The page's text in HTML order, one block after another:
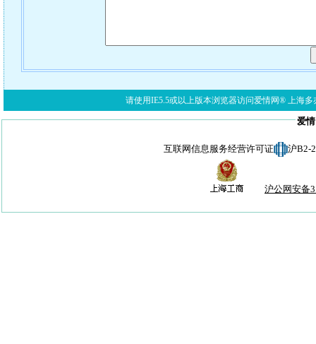
请使用IE5.5或以上版本浏览器访问爱情网® 上海多
爱
互联网信息服务经营许可证 沪B2-
沪公网安备